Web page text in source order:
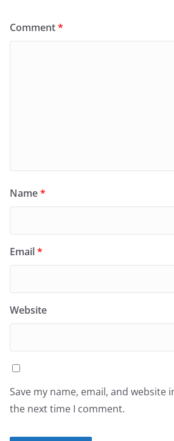
Comment*
Name*
Email*
Website
Save my name, email, and website
the next time I comment.